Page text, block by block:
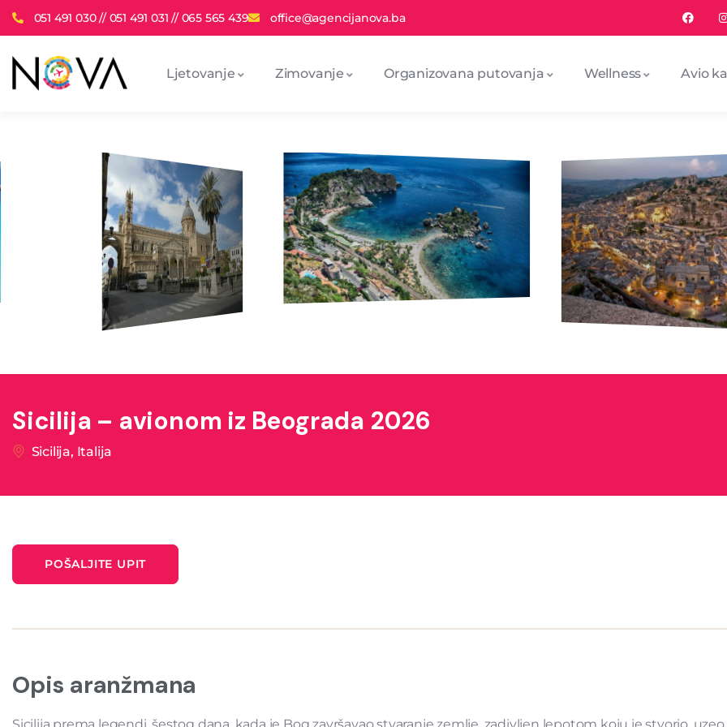
051 491 030 // 051 491 031 // 065 565 439 office@agencijanova.ba
Ljetovanje Zimovanje Organizovana putovanja Wellness Avio
Sicilija – avionom iz Beograda 2026
Sicilija, Italija
POŠALJITE UPIT
Opis aranžmana